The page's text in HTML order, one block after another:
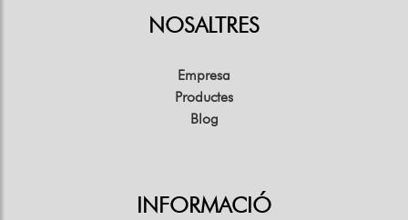
NOSALTRES
Empresa
Productes
Blog
INFORMACIÓ